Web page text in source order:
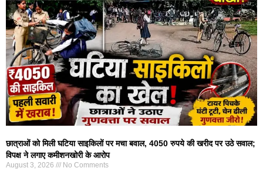
छात्राओं को मिली घटिया साइकिलों पर मचा बवाल, 4050 रुपये की खरीद पर उठे सवाल;
विपक्ष ने लगाए कमीशनखोरी के आरोप
August 3, 2026 No Comments